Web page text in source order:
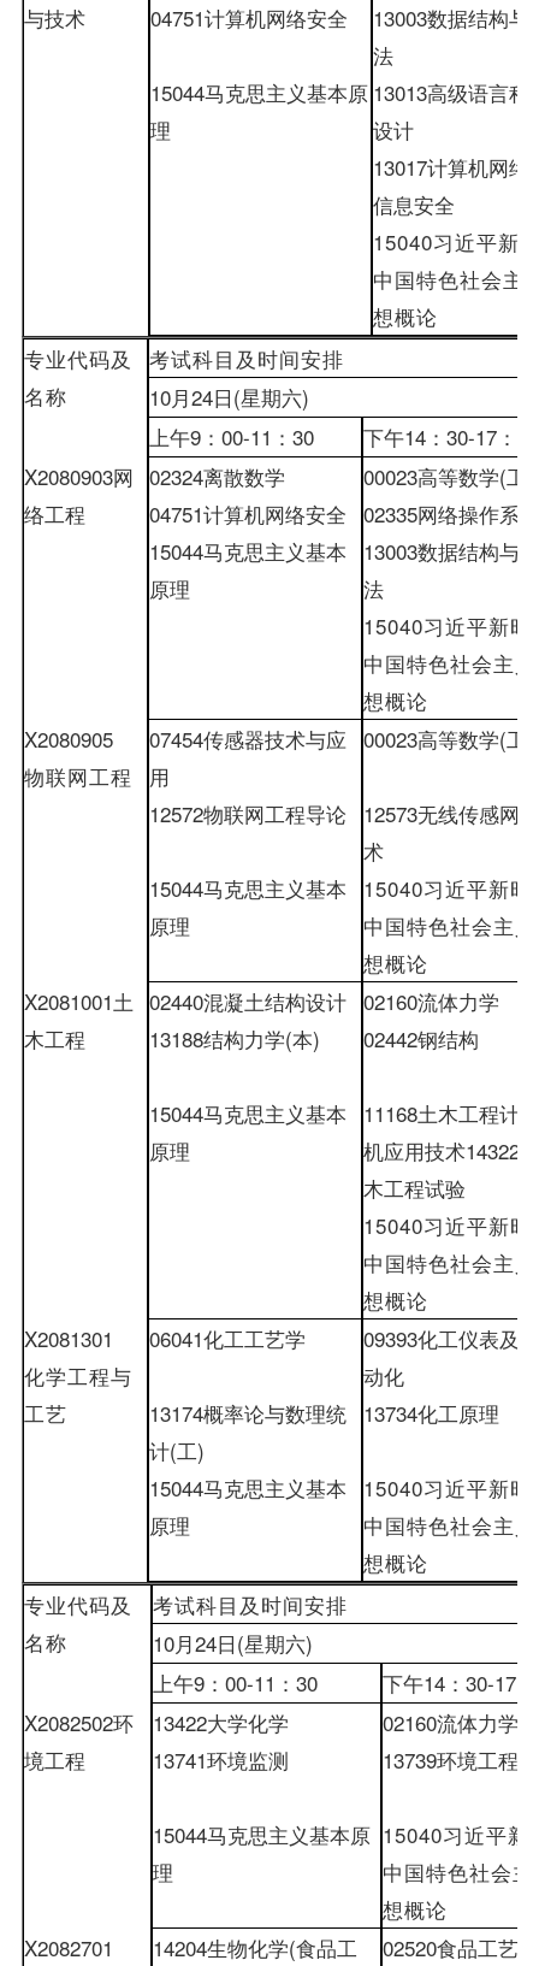
与技术
04751计算机网络安全 13003数据结构与
法
15044马克思主义基本原
理
13013高级语言程
设计
13017计算机网络
信息安全
15040习近平新
中国特色社会主
想概论
专业代码及
名称
考试科目及时间安排
10月24日(星期六)
上午9： 00-11 ： 30 下午14： 30-17：
X2080903网
络工程
02324离散数学 00023高等数学(工
04751计算机网络安全 02335网络操作系统
15044马克思主义基本
原理
13003数据结构与算
法
15040习近平新时
中国特色社会主
想概论
X2080905
物联网工程
07454传感器技术与应
用
00023高等数学(工
12572物联网工程导论 12573无线传感网技
术
15044马克思主义基本
原理
15040习近平新时
中国特色社会主
想概论
X2081001土
木工程
02440混凝土结构设计 02160流体力学
13188结构力学(本) 02442钢结构
15044马克思主义基本
原理
11168土木工程计算
机应用技术14322
木工程试验
15040习近平新时
中国特色社会主
想概论
X2081301
化学工程与
工艺
06041化工工艺学 09393化工仪表及自
动化
13174概率论与数理统
计(工)
13734化工原理
15044马克思主义基本
原理
15040习近平新时
中国特色社会主
想概论
专业代码及
名称
考试科目及时间安排
10月24日(星期六)
上午9： 00-11 ： 30 下午14： 30-17：
X2082502环
境工程
13422大学化学 02160流体力学
13741环境监测 13739环境工程
15044马克思主义基本原
理
15040习近平新
中国特色社会
想概论
X2082701
14204生物化学(食品工 02520食品工艺学